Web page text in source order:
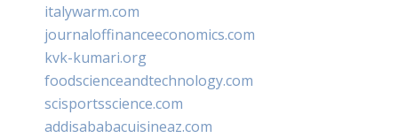
italywarm.com
journaloffinanceeconomics.com
kvk-kumari.org
foodscienceandtechnology.com
scisportsscience.com
addisababacuisineaz.com